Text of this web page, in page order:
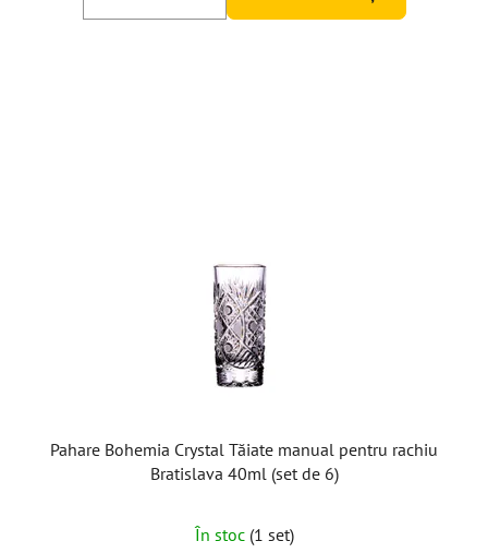
Pahare Bohemia Crystal Tăiate manual pentru rachiu
Bratislava 40ml (set de 6)
În stoc (1 set)